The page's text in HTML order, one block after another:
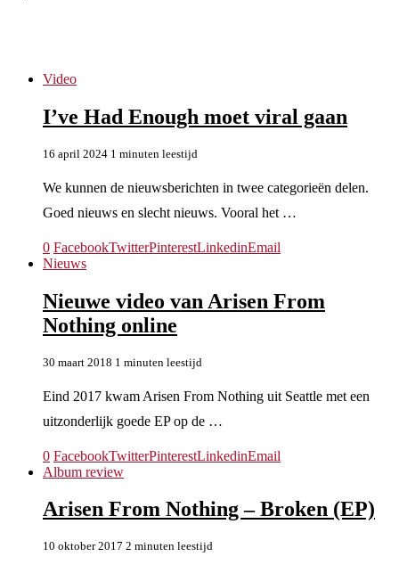
Video
I’ve Had Enough moet viral gaan
16 april 2024 1 minuten leestijd
We kunnen de nieuwsberichten in twee categorieën delen.
Goed nieuws en slecht nieuws. Vooral het …
0 FacebookTwitterPinterestLinkedinEmail
Nieuws
Nieuwe video van Arisen From
Nothing online
30 maart 2018 1 minuten leestijd
Eind 2017 kwam Arisen From Nothing uit Seattle met een
uitzonderlijk goede EP op de …
0 FacebookTwitterPinterestLinkedinEmail
Album review
Arisen From Nothing – Broken (EP)
10 oktober 2017 2 minuten leestijd